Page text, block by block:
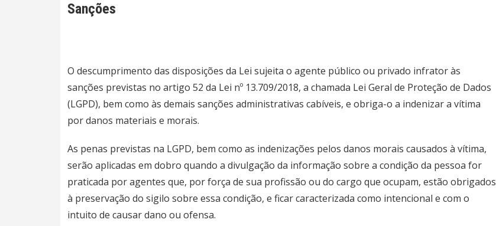
Sanções
O descumprimento das disposições da Lei sujeita o agente público ou privado infrator às
sanções previstas no artigo 52 da Lei nº 13.709/2018, a chamada Lei Geral de Proteção de Dados
(LGPD), bem como às demais sanções administrativas cabíveis, e obriga-o a indenizar a vítima
por danos materiais e morais.
As penas previstas na LGPD, bem como as indenizações pelos danos morais causados à vítima,
serão aplicadas em dobro quando a divulgação da informação sobre a condição da pessoa for
praticada por agentes que, por força de sua profissão ou do cargo que ocupam, estão obrigados
à preservação do sigilo sobre essa condição, e ficar caracterizada como intencional e com o
intuito de causar dano ou ofensa.